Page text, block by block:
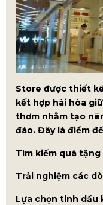
Store được thiết
kết hợp hài hòa
thơm nhằm tạo
đáo. Đây là điểm
Tìm kiếm quà tặng
Trải nghiệm các
Lựa chọn tinh dầu